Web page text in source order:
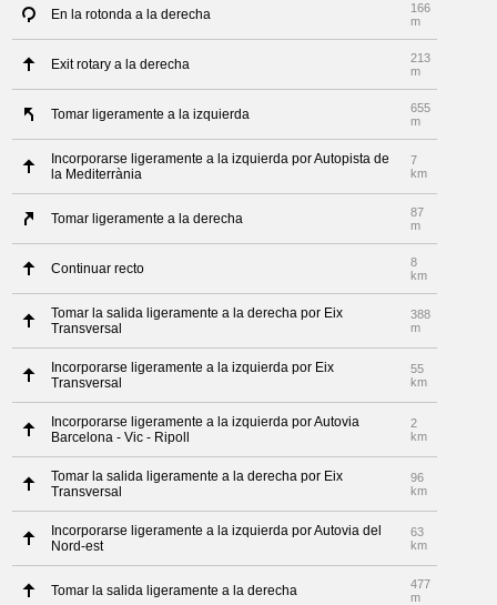
En la rotonda a la derecha
166
m
Exit rotary a la derecha
213
m
Tomar ligeramente a la izquierda
655
m
Incorporarse ligeramente a la izquierda por Autopista de
la Mediterrània
7
km
Tomar ligeramente a la derecha
87
m
Continuar recto
8
km
Tomar la salida ligeramente a la derecha por Eix
Transversal
388
m
Incorporarse ligeramente a la izquierda por Eix
Transversal
55
km
Incorporarse ligeramente a la izquierda por Autovia
Barcelona - Vic - Ripoll
2
km
Tomar la salida ligeramente a la derecha por Eix
Transversal
96
km
Incorporarse ligeramente a la izquierda por Autovia del
Nord-est
63
km
Tomar la salida ligeramente a la derecha
477
m